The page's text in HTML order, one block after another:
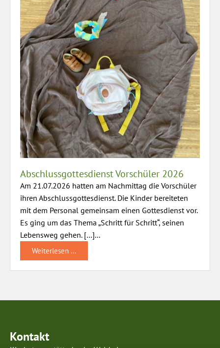
Abschlussgottesdienst Vorschüler 2026
Am 21.07.2026 hatten am Nachmittag die Vorschüler
ihren Abschlussgottesdienst. Die Kinder bereiteten
mit dem Personal gemeinsam einen Gottesdienst vor.
Es ging um das Thema „Schritt für Schritt“, seinen
Lebensweg gehen. […]...
Weiterlesen ...
Kontakt